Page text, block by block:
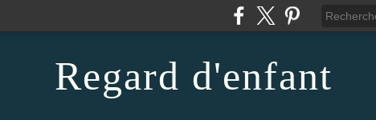
Regard d'enfant